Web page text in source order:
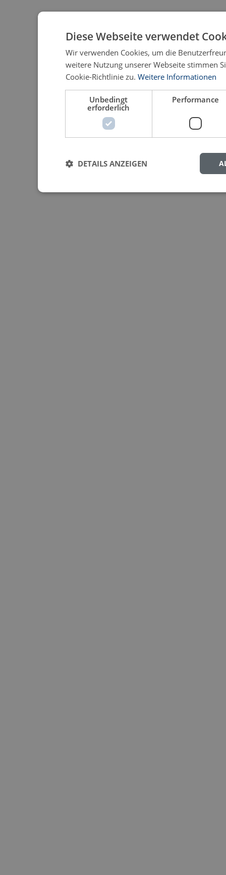
Diese Webseite verwendet
Wir verwenden Cookies, um die
weitere Nutzung unserer Webseite stimmen
Cookie-Richtlinie zu. Weitere Informationen
Unbedingt
erforderlich
Performance
DETAILS ANZEIGEN